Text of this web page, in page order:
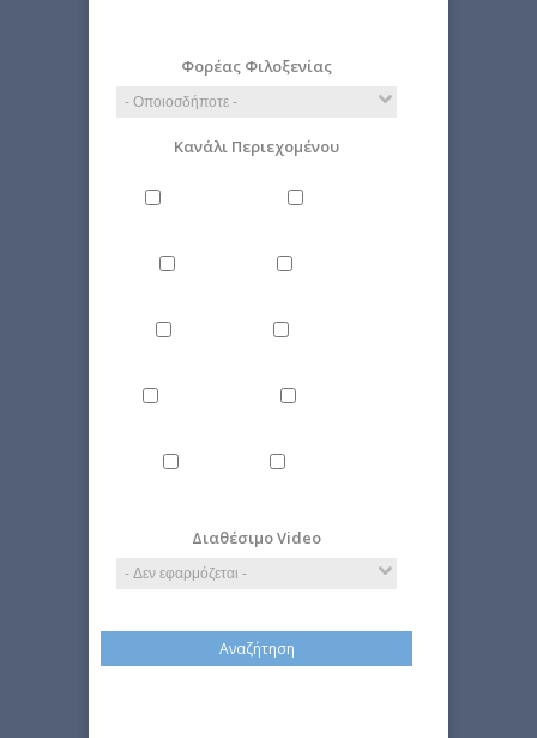
Φορέας Φιλοξενίας
Κανάλι Περιεχομένου
Διαθέσιμο Video